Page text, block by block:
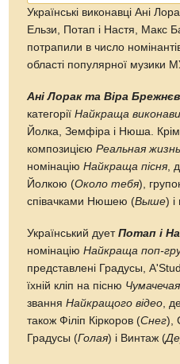
Українські виконавці Ані
Ельзи, Потап і Настя, Макс
потрапили в число
області популярної музики
Ані Лорак та Віра
категоріїНайкраща
Йолка, Земфіра і Нюша.
композицієюРеальная жизнь
номінаціюНайкраща пісня ,
Йолкою (Около тебя),
співачками Нюшею (Выше)
Український дуетПотап і
номінаціюНайкраща поп-
представлені Градусы,
їхній кліп на пісню
званняНайкращого відео ,
також Філіп Кіркоров (Снег),
Градусы (Голая) і Винтаж (